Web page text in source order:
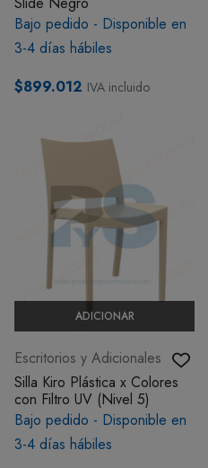
Bajo pedido - Disponible en
3-4 días hábiles
$899.012 IVA incluido
ADICIONAR
Escritorios y Adicionales
Silla Kiro Plástica x Colores
con Filtro UV (Nivel 5)
Bajo pedido - Disponible en
3-4 días hábiles